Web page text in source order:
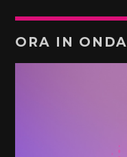
ORA IN ONDA